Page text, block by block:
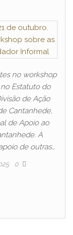
no workshop
Estatuto do
de Ação
Cantanhede,
de Apoio ao
A
de outras…
0